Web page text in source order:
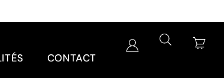
CONTACT